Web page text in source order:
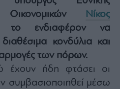
Οικονομικών
Νίκος
ενδιαφέρον να
κονδύλια και
των πόρων.
έχουν ήδη φτάσει οι
συμβασιοποιηθεί μέσω